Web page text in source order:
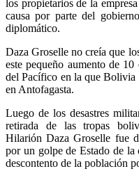
los propietarios de la
causa por parte del
diplomático.
Daza Groselle no creía que
este pequeño aumento de
del Pacífico en la que Bolivia
en Antofagasta.
Luego de los desastres
retirada de las tropas
Hilarión Daza Groselle fue
por un golpe de Estado de
descontento de la población